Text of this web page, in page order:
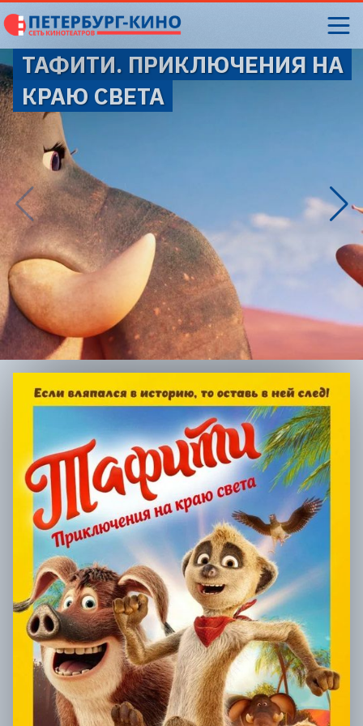
ТАФИТИ. ПРИКЛЮЧЕНИЯ НА
КРАЮ СВЕТА